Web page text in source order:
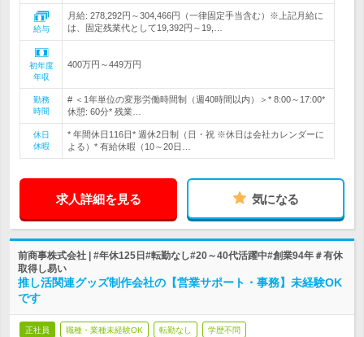
給与
月給: 278,292円～304,466円（一律固定手当含む）※上記月給に
は、固定残業代として19,392円～19,…
初年度
年収
400万円～449万円
勤務
時間
# ＜1年単位の変形労働時間制（週40時間以内）＞* 8:00～17:00*
休憩: 60分* 残業…
休日
休暇
* 年間休日116日* 週休2日制（日・祝 ※休日は会社カレンダーに
よる）* 有給休暇（10～20日…
求人詳細を見る 気になる
前商事株式会社 | #年休125日#転勤なし#20～40代活躍中#創業94年＃有休
取得し易い
推し活関連グッズ制作会社の【営業サポート・事務】未経験OK
です
正社員 職種・業種未経験OK 転勤なし 学歴不問